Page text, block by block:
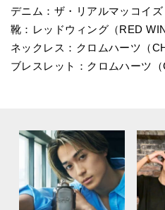
デニム：ザ・リアルマッコイズ
靴：レッドウィング（RED
ネックレス：クロムハーツ（
ブレスレット：クロムハーツ